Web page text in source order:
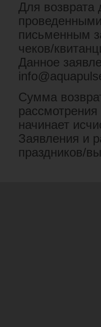
Для возврата
письменным
чеков/
Данное
Сумма
начинает
Заявления и
праздников/